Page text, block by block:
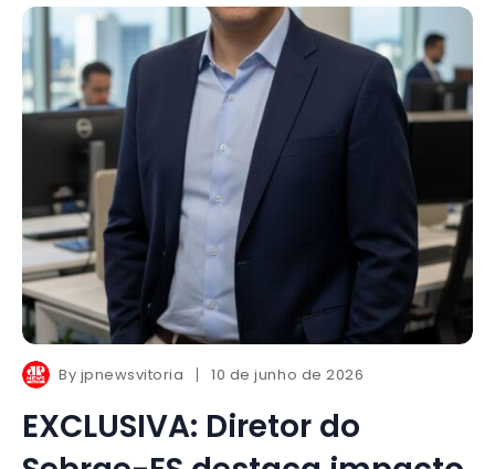
By jpnewsvitoria 10 de junho de 2026
EXCLUSIVA: Diretor do